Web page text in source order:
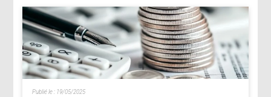
Publié le : 19/05/2025